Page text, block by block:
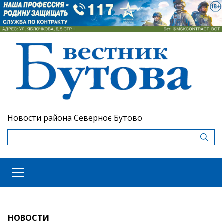
Новости района Северное Бутово
НОВОСТИ